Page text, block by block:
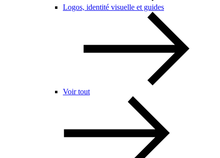
Logos, identité visuelle et guides
Voir tout